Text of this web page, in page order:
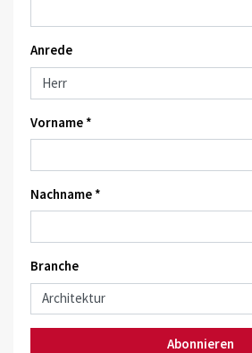
Anrede
Vorname *
Nachname *
Branche
Abonnieren